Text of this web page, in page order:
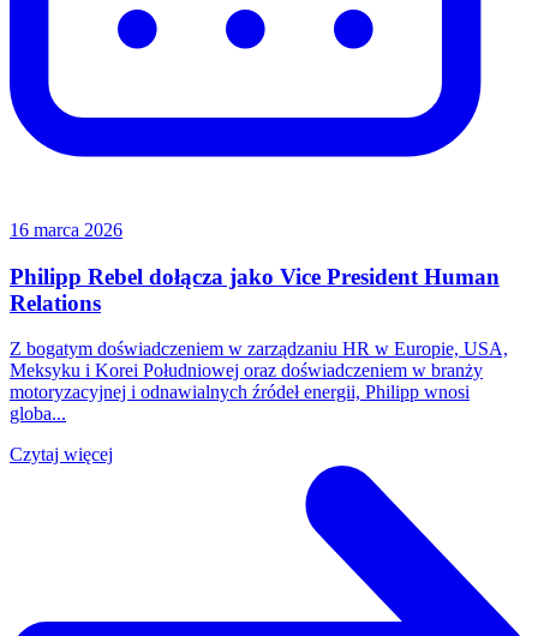
16 marca 2026
Philipp Rebel dołącza jako Vice President Human
Relations
Z bogatym doświadczeniem w zarządzaniu HR w Europie, USA,
Meksyku i Korei Południowej oraz doświadczeniem w branży
motoryzacyjnej i odnawialnych źródeł energii, Philipp wnosi
globa...
Czytaj więcej